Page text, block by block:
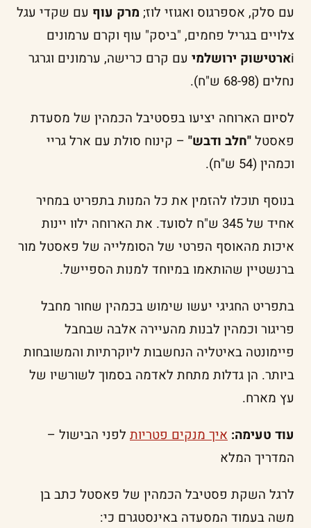
עם סלק, אספרגוס ואגוזי לוז; מרק עוף עם שקדי עגל
צלויים בגריל פחמים, "ביסק" עוף וקרם ערמונים
iארטישוק ירושלמי עם קרם כרישה, ערמונים וגרגר
נחלים (68-98 ש"ח).
לסיום הארוחה יציעו בפסטיבל הכמהין של מסעדת
פאסטל"חלב ודבש" – קינוח סולת עם ארל גריי
וכמהין (54 ש"ח).
בנוסף תוכלו להזמין את כל המנות בתפריט במחיר
אחיד של 345 ש"ח לסועד. את הארוחה ילוו יינות
איכות מהאוסף הפרטי של הסומלייה של פאסטל מור
ברנשטיין שהותאמו במיוחד למנות הספיישל.
בתפריט החגיגי יעשו שימוש בכמהין שחור מחבל
פריגור וכמהין לבנות מהעיירה אלבה שבחבל
פיימונטה באיטליה הנחשבות ליוקרתיות והמשובחות
ביותר. הן גדלות מתחת לאדמה בסמוך לשורשיו של
עץ מארח.
עוד טעימה: איך מנקים פטריות לפני הבישול –
המדריך המלא
לרגל השקת פסטיבל הכמהין של פאסטל כתב בן
משה בעמוד המסעדה באינסטגרם כי: